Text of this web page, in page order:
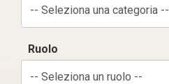
-- Seleziona una categoria --
Ruolo
-- Seleziona un ruolo --